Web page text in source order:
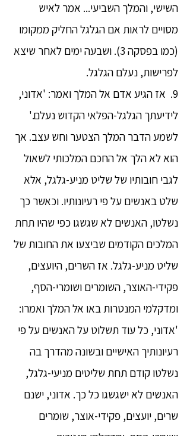
השישי, והמלך השביעי... אמר לאיש
מסויים לראות אם הגלגל החליק ממקומו
(כמו בפסקה 3). ושבעה ימים לאחר שיצא
לפרישות, נעלם הגלגל.
9. אז הגיע אדם אל המלך ואמר: 'אדוני,
לידיעתך הגלגל-הפלאי הקדוש נעלם.'
לשמע הדבר המלך הצטער וחש עצב. אך
הוא לא הלך אל החכם המלכותי לשאול
לגבי חובותיו של שליט מניע-גלגל, אלא
שלט באנשים על פי רעיונותיו. וכאשר כך
נשלטו, האנשים לא שגשגו כפי שהיו תחת
המלכים הקודמים שביצעו את החובות של
שליט מניע-גלגל. אז השרים, היועצים,
פקידי-האוצר, השומרים ושומרי-הסף,
ומדקלמי המנטרות באו אל המלך ואמרו:
'אדוני, כל עוד תשלוט על האנשים על פי
רעיונותיך האישיים ובשונה מהדרך בה
נשלטו קודם תחת שליטים מניעי-גלגל,
האנשים לא ישגשגו כל כך. אדוני, ישנם
שרים, יועצים, פקידי-אוצר, שומרים